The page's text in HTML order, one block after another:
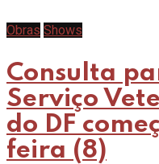
Obras Shows
Consulta
Serviço
do DF
feira (8)